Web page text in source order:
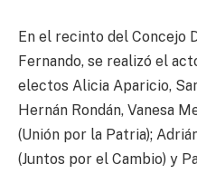
En el recinto del Concejo
Fernando, se realizó el
electos Alicia Aparicio,
Hernán Rondán, Vanesa
(Unión por la Patria);
(Juntos por el Cambio) y